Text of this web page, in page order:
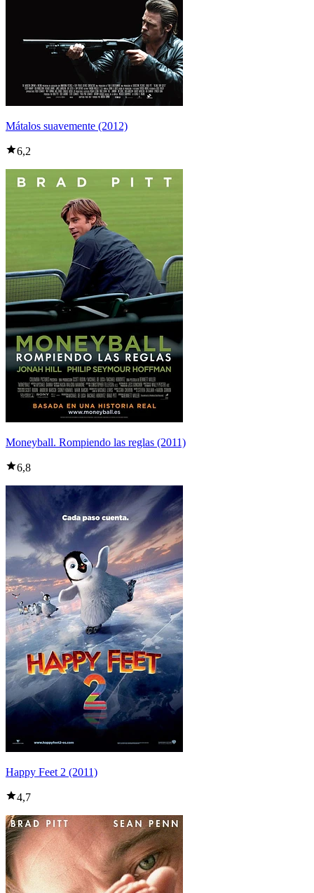
Mátalos suavemente (2012)
6,2
Moneyball. Rompiendo las reglas (2011)
6,8
Happy Feet 2 (2011)
4,7